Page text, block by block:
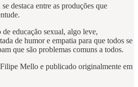
destaca entre as produções que
de educação sexual, algo leve,
de humor e empatia para que todos se
que são problemas comuns a todos.
Mello e publicado originalmente em